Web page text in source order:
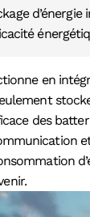
en
des